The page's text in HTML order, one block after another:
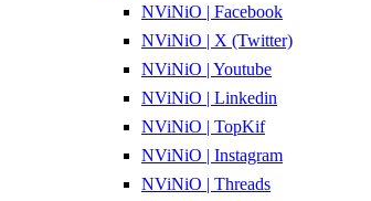
NViNiO | Facebook
NViNiO | X (Twitter)
NViNiO | Youtube
NViNiO | Linkedin
NViNiO | TopKif
NViNiO | Instagram
NViNiO | Threads